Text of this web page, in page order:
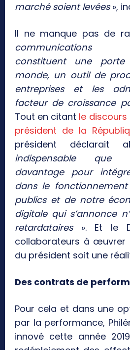
marché soient levées»,
Il ne manque pas de
communications
constituent une
monde, un outil de
entreprises et les
facteur de croissance
Tout en citant le discours
président de la
président déclarait
indispensable que
davantage pour
dans le
publics et de notre
digitale qui s’annonce
retardataires». Et le
collaborateurs à
du président soit une
Des contrats de
Pour cela et dans une
par la performance,
innové cette année